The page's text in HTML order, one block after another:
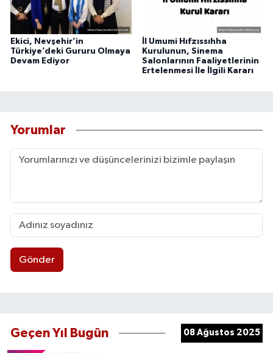
Ekici, Nevşehir’in
Türkiye’deki Gururu Olmaya
Devam Ediyor
İl Umumi Hıfzıssıhha
Kurulunun, Sinema
Salonlarının Faaliyetlerinin
Ertelenmesi İle İlgili Kararı
Yorumlar
Gönder
Geçen Yıl Bugün 08 Ağustos 2025